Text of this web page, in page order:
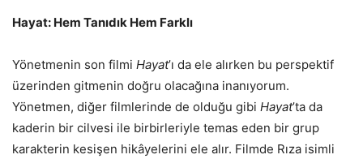
Hayat: Hem Tanıdık Hem Farklı
Yönetmenin son filmi Hayat’ı da ele alırken bu perspektif
üzerinden gitmenin doğru olacağına inanıyorum.
Yönetmen, diğer filmlerinde de olduğu gibi Hayat’ta da
kaderin bir cilvesi ile birbirleriyle temas eden bir grup
karakterin kesişen hikâyelerini ele alır. Filmde Rıza isimli